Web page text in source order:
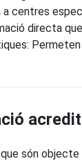
a centres
directa
són objecte